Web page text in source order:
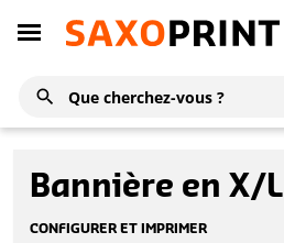
Bannière en X/L
CONFIGURER ET IMPRIMER